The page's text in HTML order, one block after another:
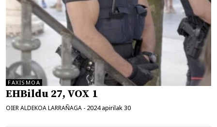
FAXISMOA
EHBildu 27, VOX 1
OIER ALDEKOA LARRAÑAGA - 2024 apirilak 30